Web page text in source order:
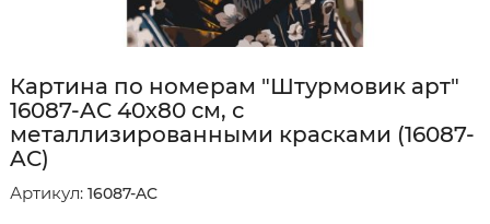
Картина по номерам "Штурмовик арт"
16087-AC 40х80 см, с
металлизированными красками (16087-
AC)
Артикул: 16087-AC